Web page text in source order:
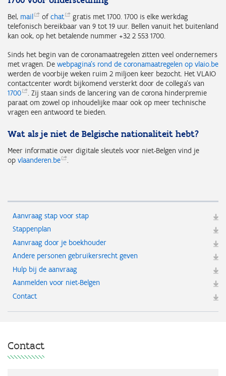
Bel, mail ofchat
gratis met 1700. 1700 is elke werkdag
telefonisch bereikbaar van 9 tot 19 uur. Bellen vanuit het buitenland
kan ook, op het betalende nummer +32 2 553 1700.
Sinds het begin van de coronamaatregelen zitten veel ondernemers
met vragen. De webpagina’s rond de coronamaatregelen op vlaio.be
werden de voorbije weken ruim 2 miljoen keer bezocht. Het VLAIO
contactcenter wordt bijkomend versterkt door de collega’s van
1700
. Zij staan sinds de lancering van de corona hinderpremie
paraat om zowel op inhoudelijke maar ook op meer technische
vragen een antwoord te bieden.
Wat als je niet de Belgische nationaliteit hebt?
Meer informatie over digitale sleutels voor niet-Belgen vind je
op vlaanderen.be
Aanvraag stap voor stap
Stappenplan
Aanvraag door je boekhouder
Andere personen gebruikersrecht geven
Hulp bij de aanvraag
Aanmelden voor niet-Belgen
Contact
Contact